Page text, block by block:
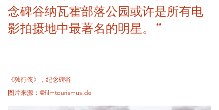
念碑谷纳瓦霍部落公园或许是所有电
影拍摄地中最著名的明星。”
《独行侠》，纪念碑谷
图片来源：@filmtourismus.de